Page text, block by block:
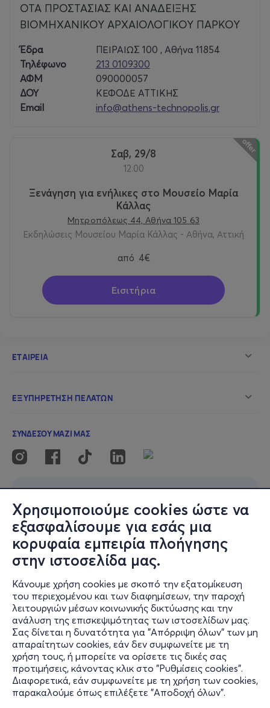
Χρησιμοποιούμε cookies ώστε να
εξασφαλίσουμε για εσάς μια
κορυφαία εμπειρία πλοήγησης
στην ιστοσελίδα μας.
Κάνουμε χρήση cookies με σκοπό την εξατομίκευση
του περιεχομένου και των διαφημίσεων, την παροχή
λειτουργιών μέσων κοινωνικής δικτύωσης και την
ανάλυση της επισκεψιμότητας των ιστοσελίδων μας.
Σας δίνεται η δυνατότητα για "Απόρριψη όλων" των μη
απαραίτητων cookies, εάν δεν συμφωνείτε με τη
χρήση τους, ή μπορείτε να ορίσετε τις δικές σας
προτιμήσεις, κάνοντας κλικ στο "Ρυθμίσεις cookies".
Διαφορετικά, εάν συμφωνείτε με τη χρήση των cookies,
παρακαλούμε όπως επιλέξετε "Αποδοχή όλων".
ΟΤΑ ΠΡΟΣΤΑΣΙΑΣ ΚΑΙ ΑΝΑΔΕΙΞΗΣ
ΒΙΟΜΗΧΑΝΙΚΟΥ ΑΡΧΑΙΟΛΟΓΙΚΟΥ ΠΑΡΚΟΥ
Έδρα
ΠΕΙΡΑΙΩΣ 100 , Αθήνα 11854
Τηλέφωνο
213 0109300
ΑΦΜ
090000057
ΔΟΥ
ΚΕΦΟΔΕ ΑΤΤΙΚΗΣ
Email
info@athens-technopolis.gr
Σαβ, 29/8
12:00
Ξενάγηση για ενήλικες στο Μουσείο Μαρία
Κάλλας
Μητροπόλεως 44, Αθήνα 105 63
Εκδηλώσεις Μουσείου Μαρία Κάλλας - Αθήνα, Αττική
από 4€
Εισιτήρια